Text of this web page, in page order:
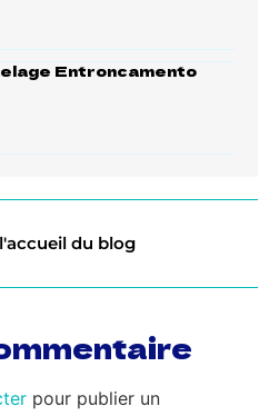
Entroncamento
du blog
pour publier un